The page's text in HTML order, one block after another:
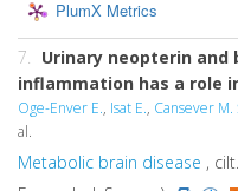
PlumX Metrics
7. Urinary neopterin
inflammation has a role
Oge-Enver E., Isat E., Cansever M.
al.
Metabolic brain disease ,